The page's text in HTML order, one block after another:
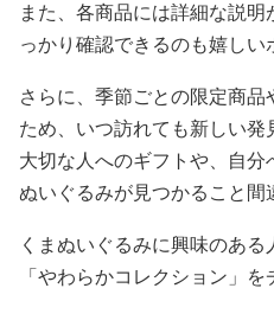
また、各商品には詳細な説
っかり確認できるのも嬉しい
さらに、季節ごとの限定商
ため、いつ訪れても新しい発
大切な人へのギフトや、自分
ぬいぐるみが見つかること間
くまぬいぐるみに興味のあ
「やわらかコレクション」